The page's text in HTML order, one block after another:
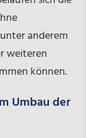
anderem
weiteren
können.
Umbau der